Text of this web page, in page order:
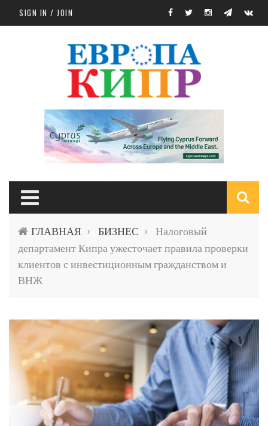
Skip to main content
SIGN IN / JOIN
ГЛАВНАЯ › БИЗНЕС ›
Налоговый
департамент Кипра ужесточает правила проверки
клиентов с инвестиционным гражданством и
ВНЖ